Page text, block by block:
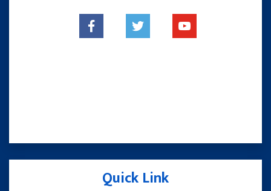
Quick Link